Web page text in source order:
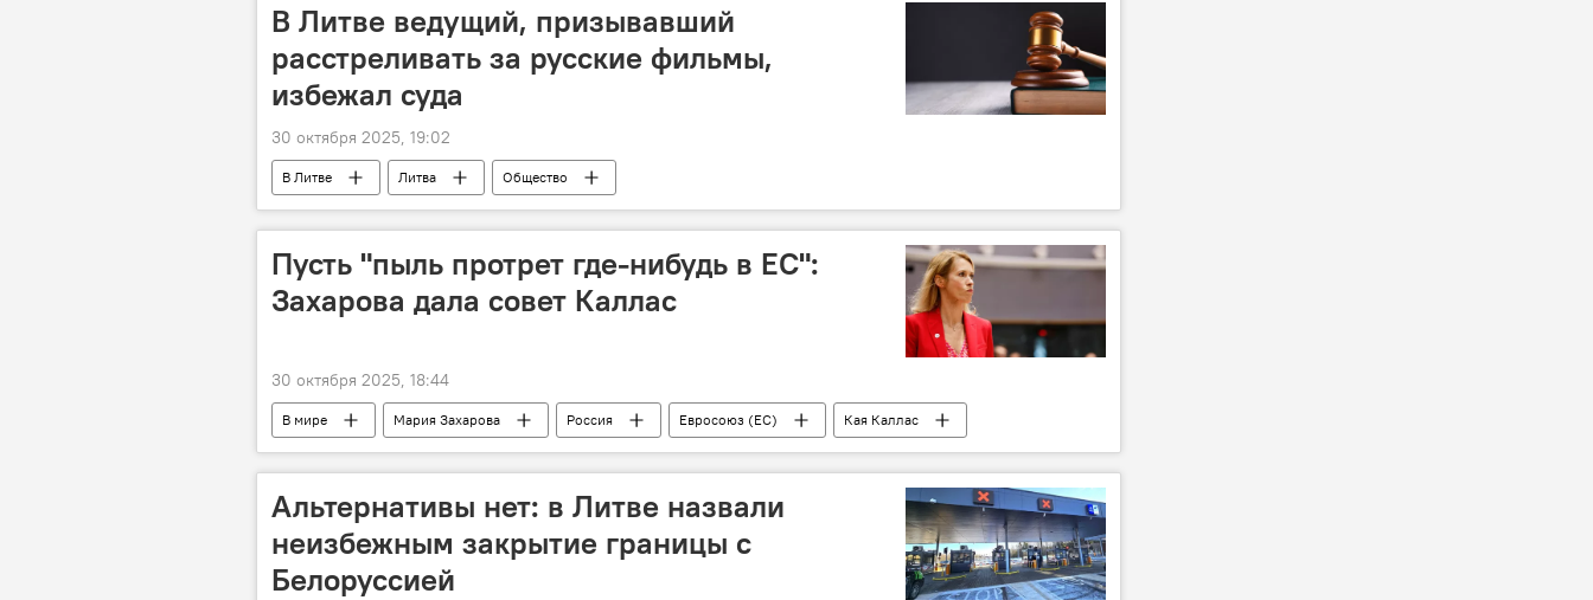
В Литве ведущий, призывавший
расстреливать за русские фильмы,
избежал суда
30 октября 2025, 19:02
В Литве Литва Общество
Пусть "пыль протрет где-нибудь в ЕС":
Захарова дала совет Каллас
30 октября 2025, 18:44
В мире Мария Захарова Россия Евросоюз (ЕС)
Кая Каллас
МИД РФ
Альтернативы нет: в Литве назвали
неизбежным закрытие границы с
Белоруссией